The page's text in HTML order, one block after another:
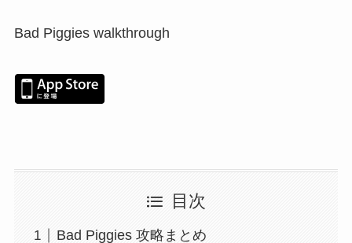
Bad Piggies walkthrough
目次
Bad Piggies 攻略まとめ